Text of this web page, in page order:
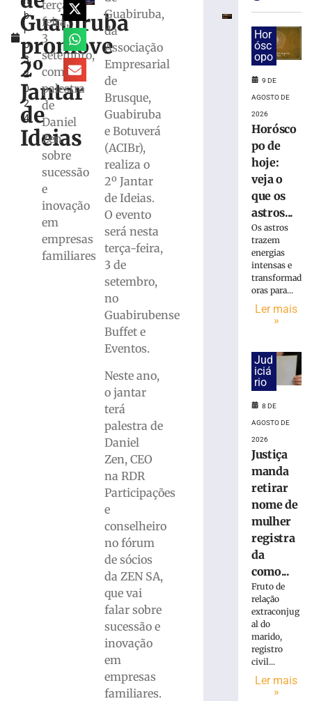
b
r
o
3,
2
0
2
4
Guabiruba
promove
2º
Jantar
de
Ideias
terça-
feira,
3
setembro,
com
palestra
de
Daniel
Zen
sobre
sucessão
e
inovação
em
empresas
familiares
Guabiruba,
da
Associação
Empresarial
de
Brusque,
Guabiruba
e Botuverá
(ACIBr),
realiza o
2º Jantar
de Ideias.
O evento
será nesta
terça-feira,
3 de
setembro,
no
Guabirubense
Buffet e
Eventos.
Neste ano,
o jantar
terá
palestra de
Daniel
Zen, CEO
na RDR
Participações
e
conselheiro
no fórum
de sócios
da ZEN SA,
que vai
falar sobre
sucessão e
inovação
em
empresas
familiares.
superam
depósitos
bilhões
Bingo
Clube
Brusque
acontece
terça,
agosto
inclui
honorários
Hor
ósc
opo
9 DE
AGOSTO DE
2026
Horósco
po de
hoje:
veja o
que os
astros...
Os astros
trazem
energias
intensas e
transformad
oras para...
Ler mais
»
Jud
iciá
rio
8 DE
AGOSTO DE
2026
Justiça
manda
retirar
nome de
mulher
registra
da
como...
Fruto de
relação
extraconjug
al do
marido,
registro
civil...
Ler mais
»